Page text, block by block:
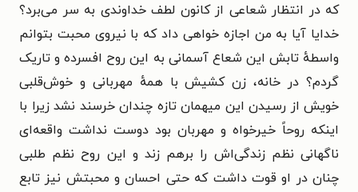
که در انتظار شعاعی از کانون لطف خداوندی به سر می‌برد؟
خدایا آیا به من اجازه خواهی داد که با نیروی محبت بتوانم
واسطهٔ تابش این شعاع آسمانی به این روح افسرده و تاریک
گردم؟ در خانه، زن کشیش با همهٔ مهربانی و خوش‌قلبی
خویش از رسیدن این میهمان تازه چندان خرسند نشد زیرا با
اینکه روحاً خیرخواه و مهربان بود دوست نداشت واقعه‌ای
ناگهانی نظم زندگی‌اش را برهم زند و این روح نظم طلبی
چنان در او قوت داشت که حتی احسان و محبتش نیز تابع